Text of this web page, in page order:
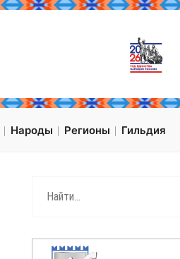
Народы Регионы Гильдия